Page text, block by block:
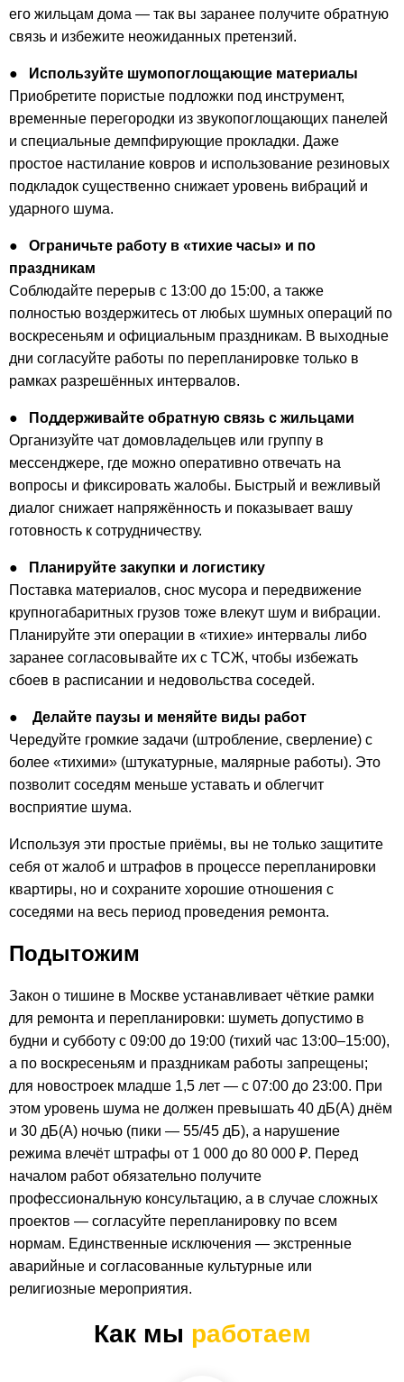
его жильцам дома — так вы заранее получите обратную
связь и избежите неожиданных претензий.
●
Используйте шумопоглощающие материалы
Приобретите пористые подложки под инструмент,
временные перегородки из звукопоглощающих панелей
и специальные демпфирующие прокладки. Даже
простое настилание ковров и использование резиновых
подкладок существенно снижает уровень вибраций и
ударного шума.
● Ограничьте работу в «тихие часы» и по
праздникам
Соблюдайте перерыв с 13:00 до 15:00, а также
полностью воздержитесь от любых шумных операций по
воскресеньям и официальным праздникам. В выходные
дни согласуйте работы по перепланировке только в
рамках разрешённых интервалов.
●
Поддерживайте обратную связь с жильцами
Организуйте чат домовладельцев или группу в
мессенджере, где можно оперативно отвечать на
вопросы и фиксировать жалобы. Быстрый и вежливый
диалог снижает напряжённость и показывает вашу
готовность к сотрудничеству.
●
Планируйте закупки и логистику
Поставка материалов, снос мусора и передвижение
крупногабаритных грузов тоже влекут шум и вибрации.
Планируйте эти операции в «тихие» интервалы либо
заранее согласовывайте их с ТСЖ, чтобы избежать
сбоев в расписании и недовольства соседей.
● Делайте паузы и меняйте виды работ
Чередуйте громкие задачи (штробление, сверление) с
более «тихими» (штукатурные, малярные работы). Это
позволит соседям меньше уставать и облегчит
восприятие шума.
Используя эти простые приёмы, вы не только защитите
себя от жалоб и штрафов в процессе перепланировки
квартиры, но и сохраните хорошие отношения с
соседями на весь период проведения ремонта.
Подытожим
Закон о тишине в Москве устанавливает чёткие рамки
для ремонта и перепланировки: шуметь допустимо в
будни и субботу с 09:00 до 19:00 (тихий час 13:00–15:00),
а по воскресеньям и праздникам работы запрещены;
для новостроек младше 1,5 лет — с 07:00 до 23:00. При
этом уровень шума не должен превышать 40 дБ(А) днём
и 30 дБ(А) ночью (пики — 55/45 дБ), а нарушение
режима влечёт штрафы от 1 000 до 80 000 ₽. Перед
началом работ обязательно получите
профессиональную консультацию, а в случае сложных
проектов — согласуйте перепланировку по всем
нормам. Единственные исключения — экстренные
аварийные и согласованные культурные или
религиозные мероприятия.
Как мы работаем